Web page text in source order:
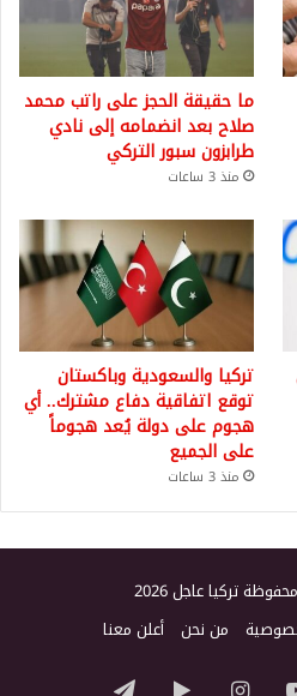
ما حقيقة الحجز على راتب محمد
صلاح بعد انضمامه إلى نادي
طرابزون سبور التركي
منذ 3 ساعات
تركيا والسعودية وباكستان
توقع اتفاقية دفاع مشترك.. أي
هجوم على دولة يُعد هجوماً
على الجميع
منذ 3 ساعات
تركيا عاجل 2026
من نحن أعلن معنا